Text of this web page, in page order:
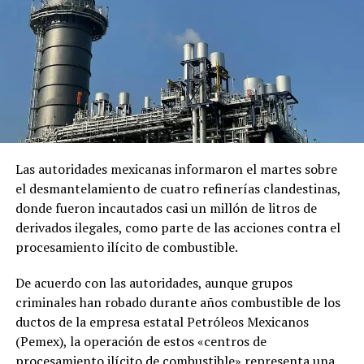
sentencia que el Gobierno mexicano considera ilegal.
El comunicado emitido por las cancillerías no ofreció
mayores detalles sobre el acuerdo para restablecer las
relaciones diplomáticas.
Sheinbaum también indicó que Chávez viajó a México en
un avión militar y calificó la entrega del salvoconducto
como «una acción de buena voluntad» de la presidenta
Keiko Fujimori.
Comparte esto:
Me gusta esto:
Las autoridades mexicanas informaron el martes sobre
el desmantelamiento de cuatro refinerías clandestinas,
donde fueron incautados casi un millón de litros de
derivados ilegales, como parte de las acciones contra el
procesamiento ilícito de combustible.
De acuerdo con las autoridades, aunque grupos
criminales han robado durante años combustible de los
ductos de la empresa estatal Petróleos Mexicanos
(Pemex), la operación de estos «centros de